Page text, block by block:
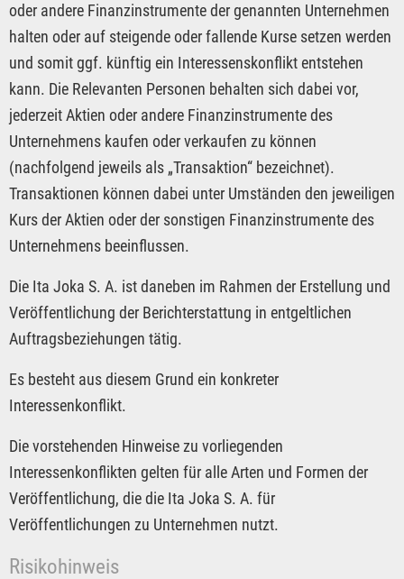
oder andere Finanzinstrumente der genannten Unternehmen
halten oder auf steigende oder fallende Kurse setzen werden
und somit ggf. künftig ein Interessenskonflikt entstehen
kann. Die Relevanten Personen behalten sich dabei vor,
jederzeit Aktien oder andere Finanzinstrumente des
Unternehmens kaufen oder verkaufen zu können
(nachfolgend jeweils als „Transaktion“ bezeichnet).
Transaktionen können dabei unter Umständen den jeweiligen
Kurs der Aktien oder der sonstigen Finanzinstrumente des
Unternehmens beeinflussen.
Die Ita Joka S. A. ist daneben im Rahmen der Erstellung und
Veröffentlichung der Berichterstattung in entgeltlichen
Auftragsbeziehungen tätig.
Es besteht aus diesem Grund ein konkreter
Interessenkonflikt.
Die vorstehenden Hinweise zu vorliegenden
Interessenkonflikten gelten für alle Arten und Formen der
Veröffentlichung, die die Ita Joka S. A. für
Veröffentlichungen zu Unternehmen nutzt.
Risikohinweis